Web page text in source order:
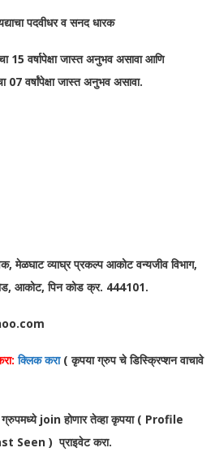
पदवीधर व सनद धारक
15 वर्षापेक्षा जास्त अनुभव असावा आणि
07 वर्षांपेक्षा जास्त अनुभव असावा.
मेळघाट व्याघ्र प्रकल्प आकोट वन्यजीव विभाग,
आकोट, पिन कोड क्र. 444101.
क्लिक करा ( कृपया ग्रुप चे डिस्क्रिप्शन वाचावे
join होणार तेव्हा कृपया ( Profile
Seen ) प्राइवेट करा.